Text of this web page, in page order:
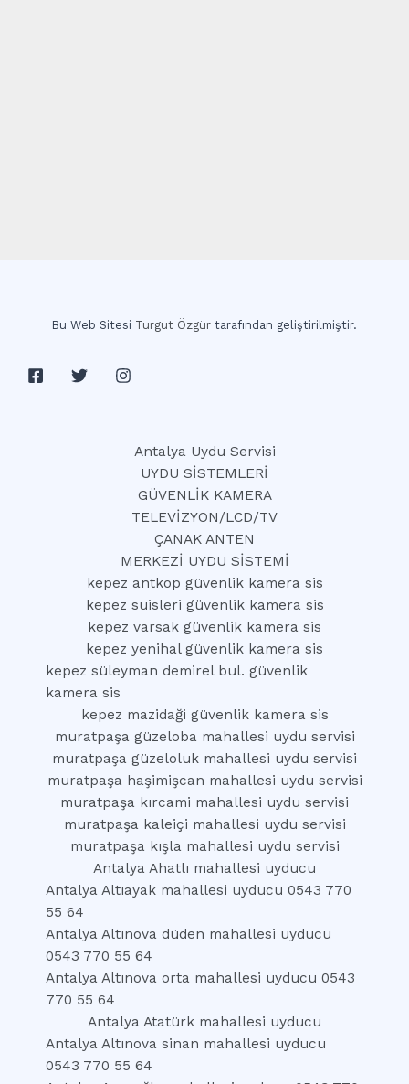
Bu Web Sitesi Turgut Özgür tarafından geliştirilmiştir.
Antalya Uydu Servisi
UYDU SİSTEMLERİ
GÜVENLİK KAMERA
TELEVİZYON/LCD/TV
ÇANAK ANTEN
MERKEZİ UYDU SİSTEMİ
kepez antkop güvenlik kamera sis
kepez suisleri güvenlik kamera sis
kepez varsak güvenlik kamera sis
kepez yenihal güvenlik kamera sis
kepez süleyman demirel bul. güvenlik
kamera sis
kepez mazidaği güvenlik kamera sis
muratpaşa güzeloba mahallesi uydu servisi
muratpaşa güzeloluk mahallesi uydu servisi
muratpaşa haşimişcan mahallesi uydu servisi
muratpaşa kırcami mahallesi uydu servisi
muratpaşa kaleiçi mahallesi uydu servisi
muratpaşa kışla mahallesi uydu servisi
Antalya Ahatlı mahallesi uyducu
Antalya Altıayak mahallesi uyducu 0543 770
55 64
Antalya Altınova düden mahallesi uyducu
0543 770 55 64
Antalya Altınova orta mahallesi uyducu 0543
770 55 64
Antalya Atatürk mahallesi uyducu
Antalya Altınova sinan mahallesi uyducu
0543 770 55 64